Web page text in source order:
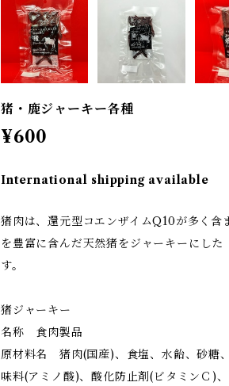
猪・鹿ジャーキー各種
¥600
International shipping available
猪肉は、還元型コエンザイムQ10が多く
を豊富に含んだ天然猪をジャーキーにし
す。
猪ジャーキー
名称 食肉製品
原材料名 猪肉(国産)、食塩、水飴、砂糖
味料(アミノ酸)、酸化防止剤(ビタミンＣ)